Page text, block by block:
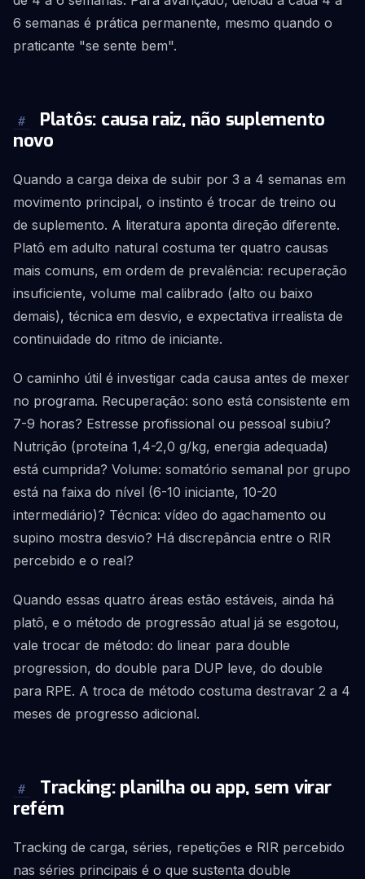
6 semanas é prática permanente, mesmo quando o
praticante "se sente bem".
#
Platôs: causa raiz, não suplemento
novo
Quando a carga deixa de subir por 3 a 4 semanas em
movimento principal, o instinto é trocar de treino ou
de suplemento. A literatura aponta direção diferente.
Platô em adulto natural costuma ter quatro causas
mais comuns, em ordem de prevalência: recuperação
insuficiente, volume mal calibrado (alto ou baixo
demais), técnica em desvio, e expectativa irrealista de
continuidade do ritmo de iniciante.
O caminho útil é investigar cada causa antes de mexer
no programa. Recuperação: sono está consistente em
7-9 horas? Estresse profissional ou pessoal subiu?
Nutrição (proteína 1,4-2,0 g/kg, energia adequada)
está cumprida? Volume: somatório semanal por grupo
está na faixa do nível (6-10 iniciante, 10-20
intermediário)? Técnica: vídeo do agachamento ou
supino mostra desvio? Há discrepância entre o RIR
percebido e o real?
Quando essas quatro áreas estão estáveis, ainda há
platô, e o método de progressão atual já se esgotou,
vale trocar de método: do linear para double
progression, do double para DUP leve, do double
para RPE. A troca de método costuma destravar 2 a 4
meses de progresso adicional.
#
Tracking: planilha ou app, sem virar
refém
Tracking de carga, séries, repetições e RIR percebido
nas séries principais é o que sustenta double